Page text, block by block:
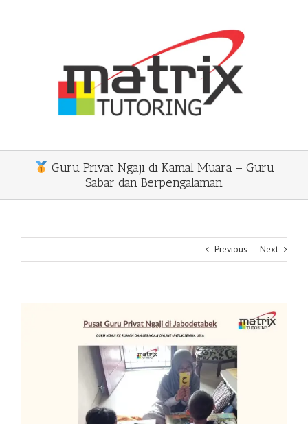
Guru Privat Ngaji di Kamal Muara – Guru
Sabar dan Berpengalaman
Previous Next